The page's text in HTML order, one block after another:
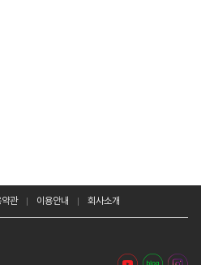
약관 이용안내 회사소개